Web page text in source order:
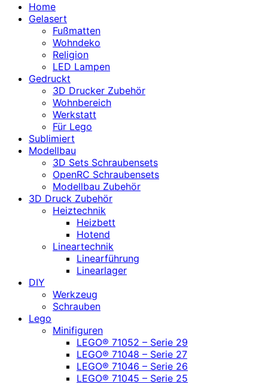
Home
Gelasert
Fußmatten
Wohndeko
Religion
LED Lampen
Gedruckt
3D Drucker Zubehör
Wohnbereich
Werkstatt
Für Lego
Sublimiert
Modellbau
3D Sets Schraubensets
OpenRC Schraubensets
Modellbau Zubehör
3D Druck Zubehör
Heiztechnik
Heizbett
Hotend
Lineartechnik
Linearführung
Linearlager
DIY
Werkzeug
Schrauben
Lego
Minifiguren
LEGO® 71052 – Serie 29
LEGO® 71048 – Serie 27
LEGO® 71046 – Serie 26
LEGO® 71045 – Serie 25